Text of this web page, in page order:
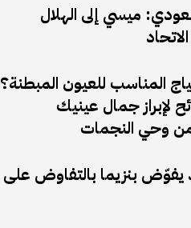
ميسي إلى الهلال
المناسب للعيون المبطنة؟
لإبراز جمال عينيك
وحي النجمات
يفوّض بنزيما بالتفاوض على